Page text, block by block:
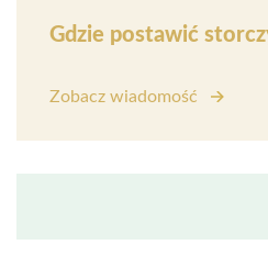
Gdzie postawić
Zobacz wiadomość